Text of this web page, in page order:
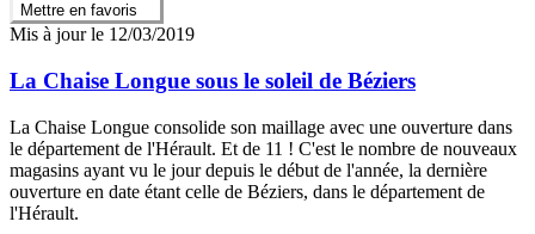
Mettre en favoris
Mis à jour le 12/03/2019
La Chaise Longue sous le soleil de Béziers
La Chaise Longue consolide son maillage avec une ouverture dans
le département de l'Hérault. Et de 11 ! C'est le nombre de nouveaux
magasins ayant vu le jour depuis le début de l'année, la dernière
ouverture en date étant celle de Béziers, dans le département de
l'Hérault.